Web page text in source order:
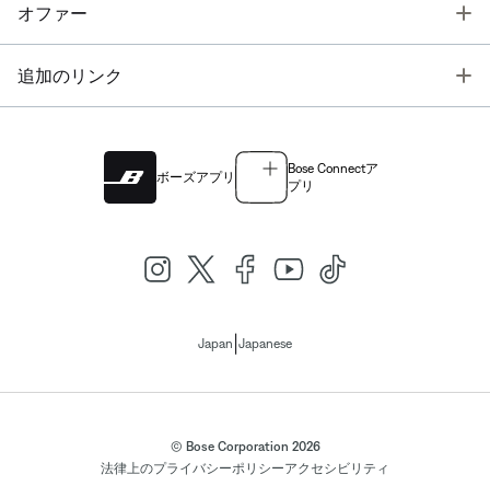
オファー
追加のリンク
ボーズアプリ
Bose Connectア
プリ
Japan Japanese
© Bose Corporation 2026
法律上のプライバシーポリシーアクセシビリティ